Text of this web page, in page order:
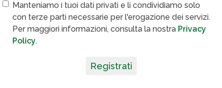
Manteniamo i tuoi dati privati e li condividiamo solo
con terze parti necessarie per l'erogazione dei servizi.
Per maggiori informazioni, consulta la nostra Privacy
Policy.
Registrati